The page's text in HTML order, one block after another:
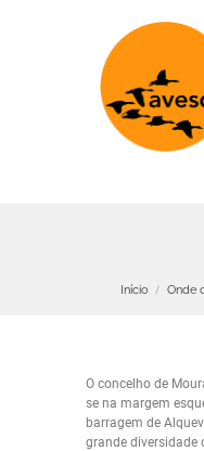
Início Onde
O concelho de
se na margem
barragem de
grande diversidade